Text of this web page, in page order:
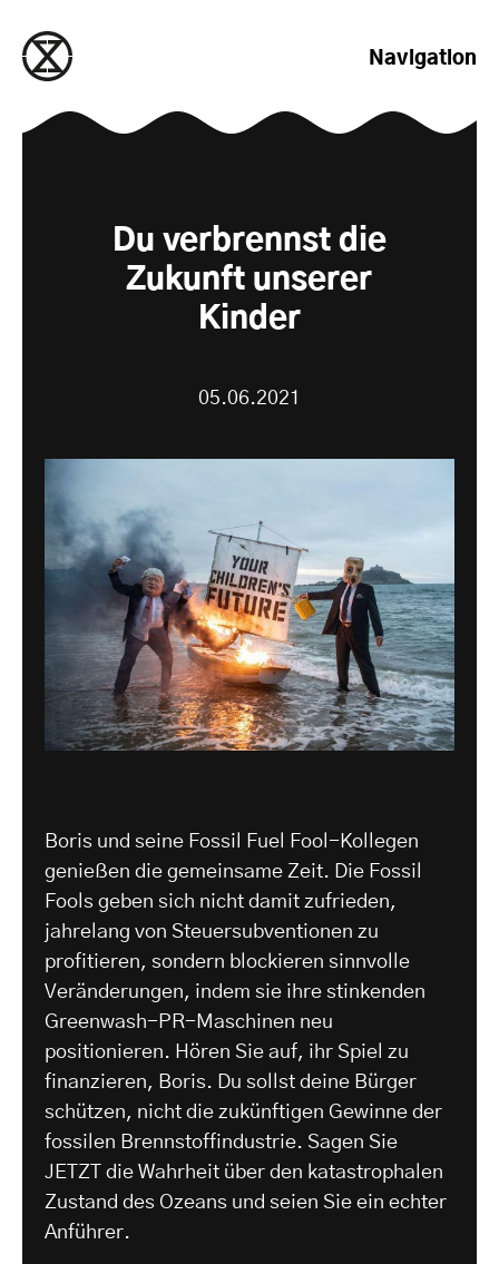
Navigation
Du verbrennst die
Zukunft unserer
Kinder
05.06.2021
Boris und seine Fossil Fuel Fool-Kollegen
genießen die gemeinsame Zeit. Die Fossil
Fools geben sich nicht damit zufrieden,
jahrelang von Steuersubventionen zu
profitieren, sondern blockieren sinnvolle
Veränderungen, indem sie ihre stinkenden
Greenwash-PR-Maschinen neu
positionieren. Hören Sie auf, ihr Spiel zu
finanzieren, Boris. Du sollst deine Bürger
schützen, nicht die zukünftigen Gewinne der
fossilen Brennstoffindustrie. Sagen Sie
JETZT die Wahrheit über den katastrophalen
Zustand des Ozeans und seien Sie ein echter
Anführer.